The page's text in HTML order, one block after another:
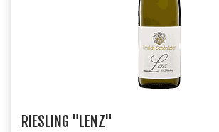
RIESLING "LENZ"